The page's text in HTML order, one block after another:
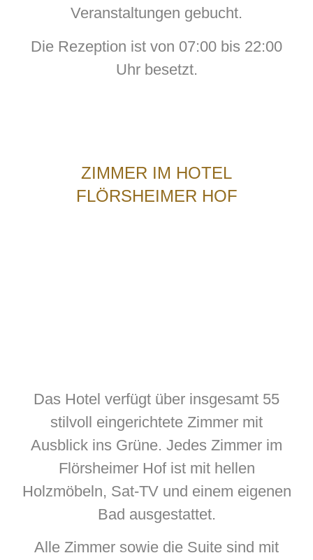
Veranstaltungen gebucht.
Die Rezeption ist von 07:00 bis 22:00
Uhr besetzt.
ZIMMER IM HOTEL
FLÖRSHEIMER HOF
Das Hotel verfügt über insgesamt 55
stilvoll eingerichtete Zimmer mit
Ausblick ins Grüne. Jedes Zimmer im
Flörsheimer Hof ist mit hellen
Holzmöbeln, Sat-TV und einem eigenen
Bad ausgestattet.
Alle Zimmer sowie die Suite sind mit